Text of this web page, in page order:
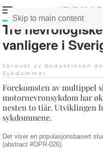
Skip to main content
Tre
vanligere i
Skrevet av Redaktionen
Sykdommer .
Forekomsten av multippel
motornevronsykdom har
nesten to tiår. Utviklingen
sykdommene.
Det viser en populasjonsbasert
(abstract #OPR-026).